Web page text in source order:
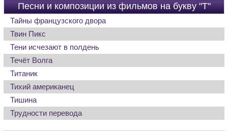
Песни и композиции из фильмов на букву "Т"
Тайны французского двора
Твин Пикс
Тени исчезают в полдень
Течёт Волга
Титаник
Тихий американец
Тишина
Трудности перевода